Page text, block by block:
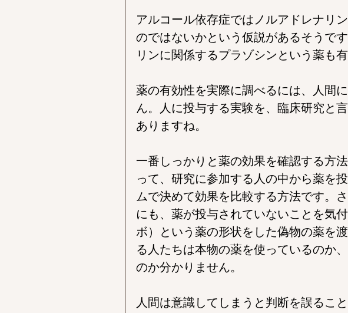
アルコール依存症ではノルアドレナリ
のではないかという仮説があるそうで
リンに関係するプラゾシンという薬も
薬の有効性を実際に調べるには、人間
ん。人に投与する実験を、臨床研究と
ありますね。
一番しっかりと薬の効果を確認する方
って、研究に参加する人の中から薬を
ムで決めて効果を比較する方法です。
にも、薬が投与されていないことを気
ボ）という薬の形状をした偽物の薬を
る人たちは本物の薬を使っているのか
のか分かりません。
人間は意識してしまうと判断を誤るこ